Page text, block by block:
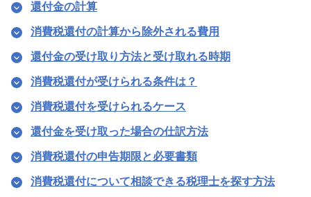
還付金の計算
消費税還付の計算から除外される費用
還付金の受け取り方法と受け取れる時期
消費税還付が受けられる条件は？
消費税還付を受けられるケース
還付金を受け取った場合の仕訳方法
消費税還付の申告期限と必要書類
消費税還付について相談できる税理士を探す方法